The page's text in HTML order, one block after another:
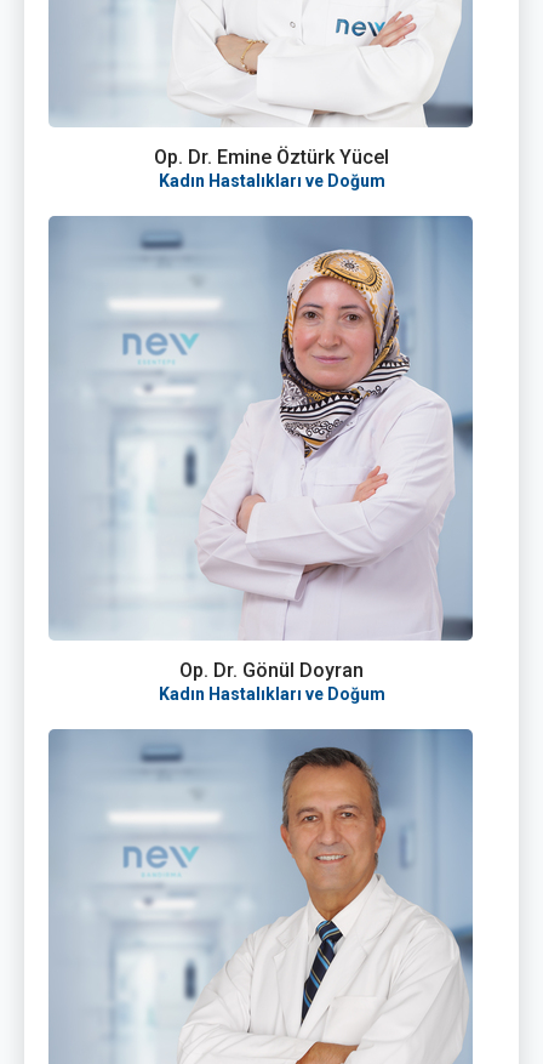
Op. Dr. Emine Öztürk Yücel
Kadın Hastalıkları ve Doğum
Op. Dr. Gönül Doyran
Kadın Hastalıkları ve Doğum